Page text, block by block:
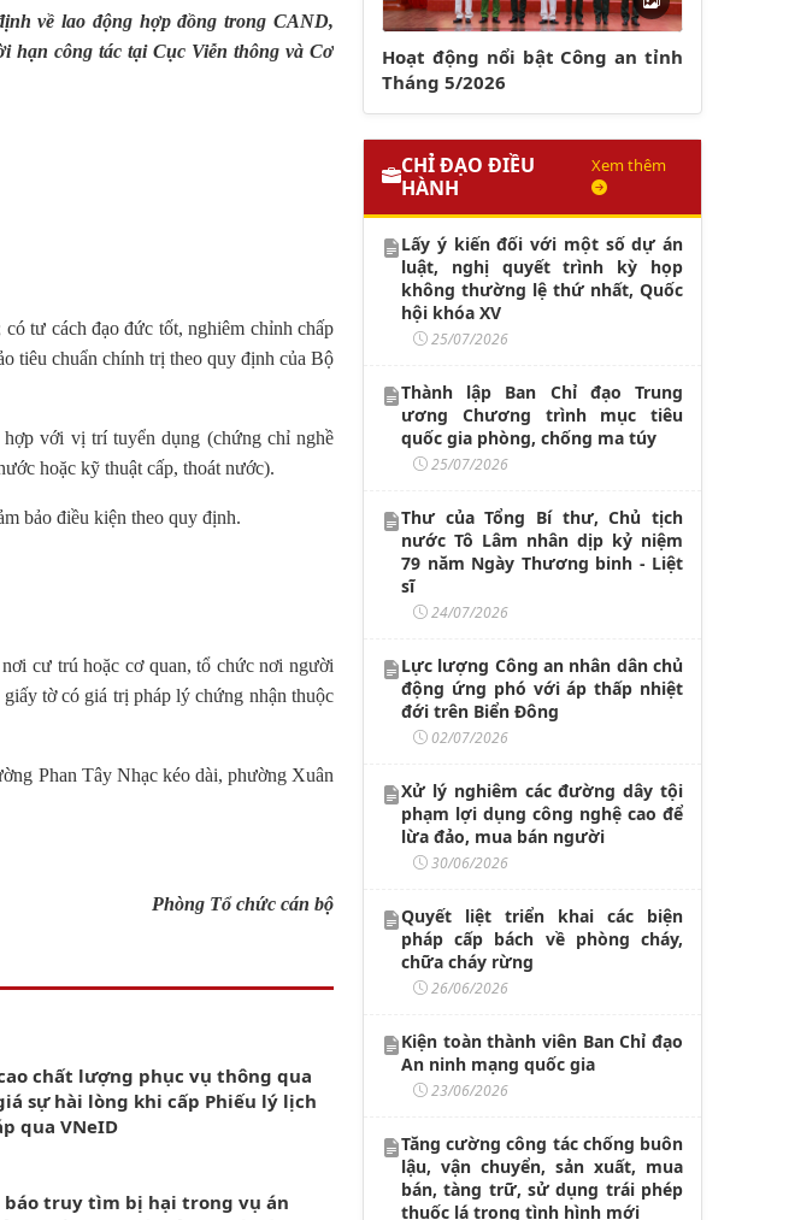
về lao động hợp đồng trong CAND,
hạn công tác tại Cục Viễn thông và Cơ
tư cách đạo đức tốt, nghiêm chỉnh chấp
tiêu chuẩn chính trị theo quy định của Bộ
với vị trí tuyển dụng (chứng chỉ nghề
hoặc kỹ thuật cấp, thoát nước).
bảo điều kiện theo quy định.
cư trú hoặc cơ quan, tổ chức nơi người
tờ có giá trị pháp lý chứng nhận thuộc
Phan Tây Nhạc kéo dài, phường Xuân
Phòng Tổ chức cán bộ
chất lượng phục vụ thông qua
sự hài lòng khi cấp Phiếu lý lịch
qua VNeID
báo truy tìm bị hại trong vụ án
Hoạt động nổi bật Công an tỉnh
Tháng 5/2026
CHỈ ĐẠO ĐIỀU
HÀNH
Xem thêm
Lấy ý kiến đối với một số dự án
luật, nghị quyết trình kỳ họp
không thường lệ thứ nhất, Quốc
hội khóa XV
25/07/2026
Thành lập Ban Chỉ đạo Trung
ương Chương trình mục tiêu
quốc gia phòng, chống ma túy
25/07/2026
Thư của Tổng Bí thư, Chủ tịch
nước Tô Lâm nhân dịp kỷ niệm
79 năm Ngày Thương binh - Liệt
sĩ
24/07/2026
Lực lượng Công an nhân dân chủ
động ứng phó với áp thấp nhiệt
đới trên Biển Đông
02/07/2026
Xử lý nghiêm các đường dây tội
phạm lợi dụng công nghệ cao để
lừa đảo, mua bán người
30/06/2026
Quyết liệt triển khai các biện
pháp cấp bách về phòng cháy,
chữa cháy rừng
26/06/2026
Kiện toàn thành viên Ban Chỉ đạo
An ninh mạng quốc gia
23/06/2026
Tăng cường công tác chống buôn
lậu, vận chuyển, sản xuất, mua
bán, tàng trữ, sử dụng trái phép
thuốc lá trong tình hình mới